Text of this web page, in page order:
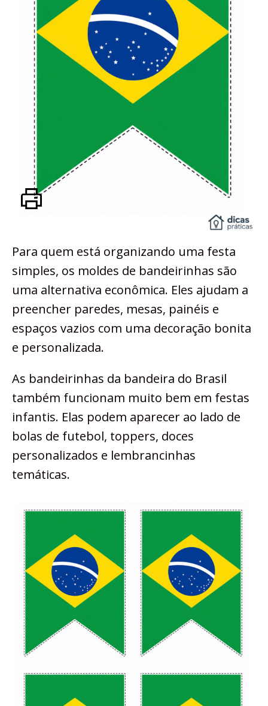
Para quem está organizando uma festa
simples, os moldes de bandeirinhas são
uma alternativa econômica. Eles ajudam a
preencher paredes, mesas, painéis e
espaços vazios com uma decoração bonita
e personalizada.
As bandeirinhas da bandeira do Brasil
também funcionam muito bem em festas
infantis. Elas podem aparecer ao lado de
bolas de futebol, toppers, doces
personalizados e lembrancinhas
temáticas.